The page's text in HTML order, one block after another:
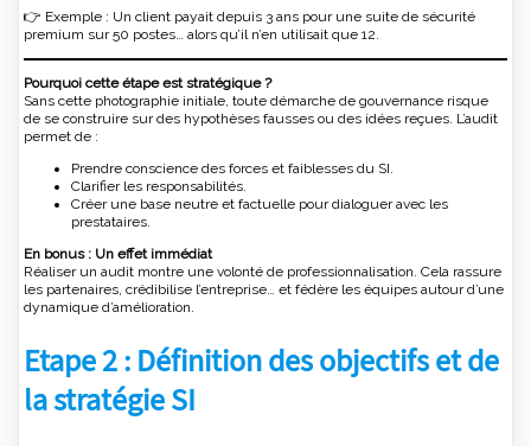
👉 Exemple : Un client payait depuis 3 ans pour une suite de sécurité
premium sur 50 postes… alors qu’il n’en utilisait que 12.
Pourquoi cette étape est stratégique ?
Sans cette photographie initiale, toute démarche de gouvernance risque
de se construire sur des hypothèses fausses ou des idées reçues. L’audit
permet de :
Prendre conscience des forces et faiblesses du SI.
Clarifier les responsabilités.
Créer une base neutre et factuelle pour dialoguer avec les
prestataires.
En bonus : Un effet immédiat
Réaliser un audit montre une volonté de professionnalisation. Cela rassure
les partenaires, crédibilise l’entreprise… et fédère les équipes autour d’une
dynamique d’amélioration.
Etape 2 : Définition des objectifs et de
la stratégie SI